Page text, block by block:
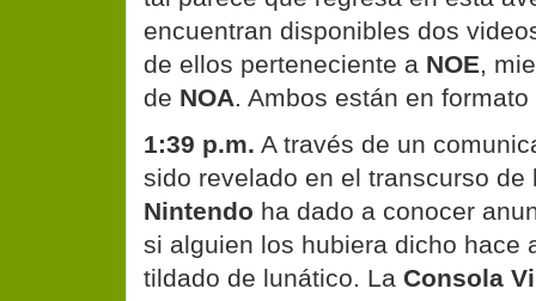
encuentran disponibles dos
de ellos perteneciente a NOE,
de NOA. Ambos están en formato
1:39 p.m. A través de un
sido revelado en el transcurso de
Nintendo ha dado a conocer
si alguien los hubiera dicho hace
tildado de lunático. La Consola